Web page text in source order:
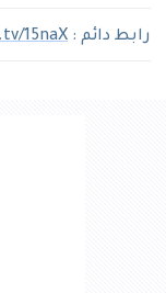
رابط دائم : 15naX